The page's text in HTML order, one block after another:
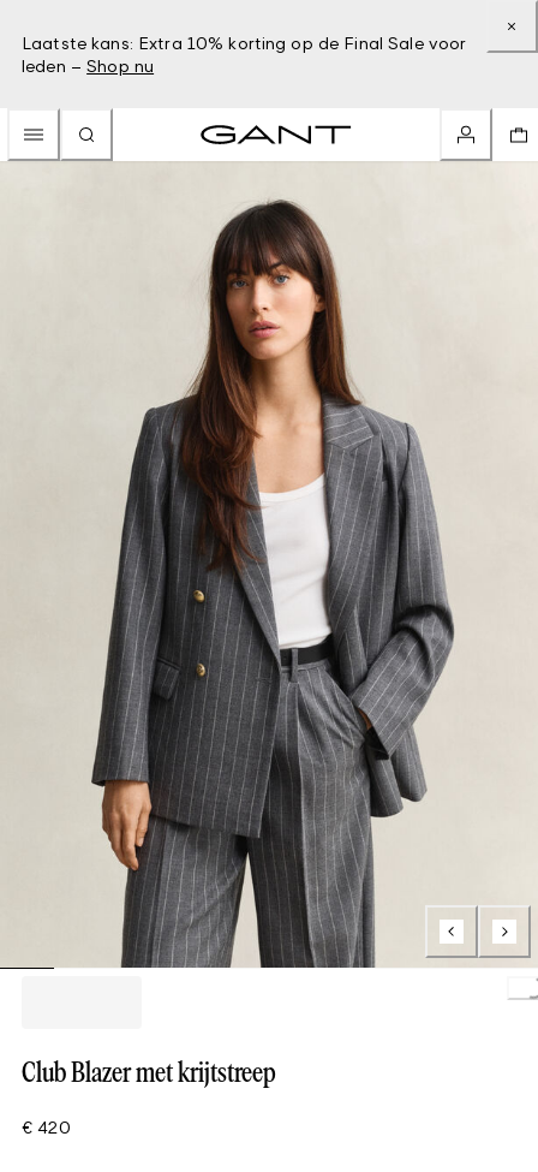
Laatste kans: Extra 10% korting op de Final Sale voor
leden – Shop nu
Club Blazer met krijtstreep
€ 420